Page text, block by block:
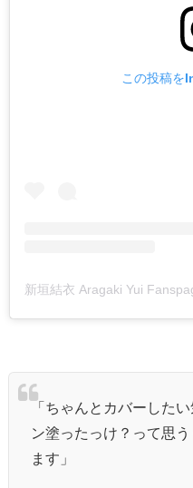
この投稿を
「ちゃんとカバーした
ン塗ったっけ？って思
ます」